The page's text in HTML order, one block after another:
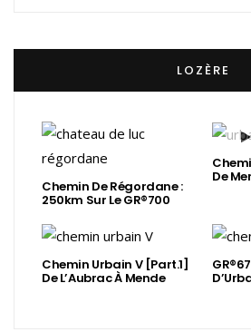
LOZÈRE
Chemin De Régordane :
250km Sur Le GR®700
De
Chemin Urbain V [Part.1]
De L’Aubrac À Mende